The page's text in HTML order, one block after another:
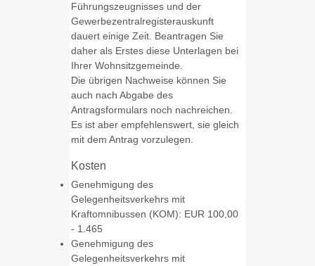
Führungszeugnisses und der
Gewerbezentralregisterauskunft
dauert einige Zeit. Beantragen Sie
daher als Erstes diese Unterlagen bei
Ihrer Wohnsitzgemeinde.
Die übrigen Nachweise können Sie
auch nach Abgabe des
Antragsformulars noch nachreichen.
Es ist aber empfehlenswert, sie gleich
mit dem Antrag vorzulegen.
Kosten
Genehmigung des
Gelegenheitsverkehrs mit
Kraftomnibussen (KOM): EUR 100,00
- 1.465
Genehmigung des
Gelegenheitsverkehrs mit